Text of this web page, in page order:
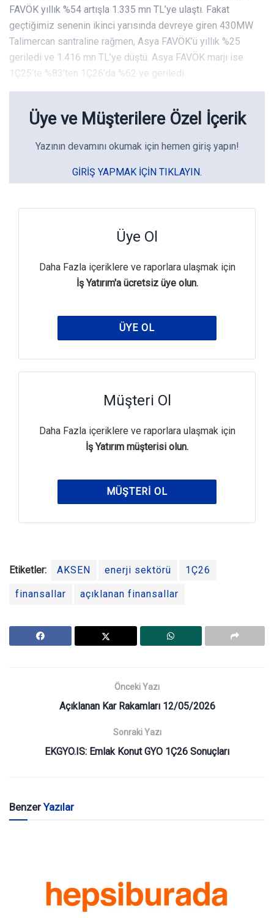
FAVÖK yıllık %54 artışla 1.335 mn TL’ye ulaştı. Fakat
geçtiğimiz senenin ikinci yarısında devreye giren 430MW
Talimercan santraline rağmen, Asya FAVÖK’ü yıllık %25
geriledi ve 1.416 mn TL’ye düştü. Asya FAVÖK marjı ise
1Ç25’te %83’ten 1Ç26’da %62 ye geriledi.
Üye ve Müşterilere Özel İçerik
Yazının devamını okumak için hemen giriş yapın!
GIRIŞ YAPMAK IÇIN TIKLAYIN.
Üye Ol
Daha Fazla içeriklere ve raporlara ulaşmak için
İş Yatırım'a ücretsiz üye olun.
ÜYE OL
Müşteri Ol
Daha Fazla içeriklere ve raporlara ulaşmak için
İş Yatırım müşterisi olun.
MÜŞTERI OL
Etiketler: AKSEN enerji sektörü 1Ç26
finansallar açıklanan finansallar
Önceki Yazı
Açıklanan Kar Rakamları 12/05/2026
Sonraki Yazı
EKGYO.IS: Emlak Konut GYO 1Ç26 Sonuçları
BenzerYazılar